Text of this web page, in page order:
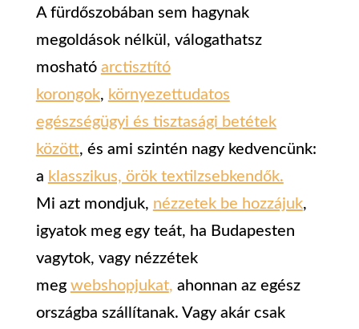
A fürdőszobában sem hagynak
megoldások nélkül, válogathatsz
mosható arctisztító
korongok, környezettudatos
egészségügyi és tisztasági betétek
között, és ami szintén nagy kedvencünk:
a klasszikus, örök textilzsebkendők.
Mi azt mondjuk, nézzetek be hozzájuk,
igyatok meg egy teát, ha Budapesten
vagytok, vagy nézzétek
meg webshopjukat, ahonnan az egész
országba szállítanak. Vagy akár csak